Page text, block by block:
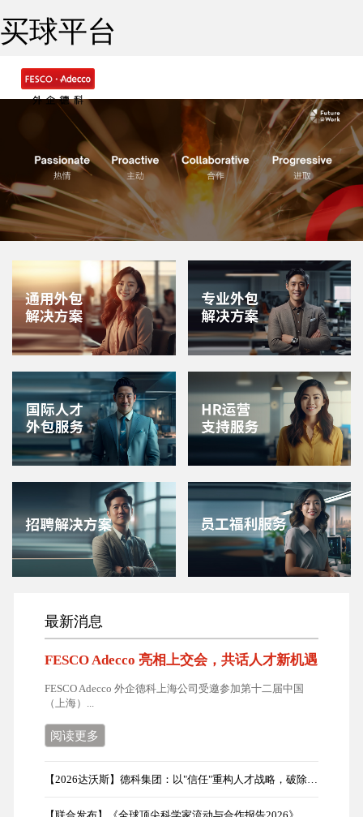
买球平台
最新消息
FESCO Adecco 亮相上交会，共话人才新机遇
FESCO Adecco 外企德科上海公司受邀参加第十二届中国
（上海）...
阅读更多
【2026达沃斯】德科集团：以"信任"重构人才战略，破除AI时代企业转型误区